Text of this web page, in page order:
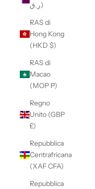
ر.ق)
RAS di
Hong Kong
(HKD $)
RAS di
Macao
(MOP P)
Regno
Unito (GBP
£)
Repubblica
Centrafricana
(XAF CFA)
Repubblica